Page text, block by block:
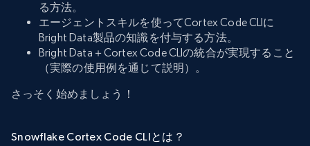
る方法。
エージェントスキルを使ってCortex Code CLIに
Bright Data製品の知識を付与する方法。
Bright Data＋Cortex Code CLIの統合が実現すること
（実際の使用例を通じて説明）。
さっそく始めましょう！
Snowflake Cortex Code CLIとは？